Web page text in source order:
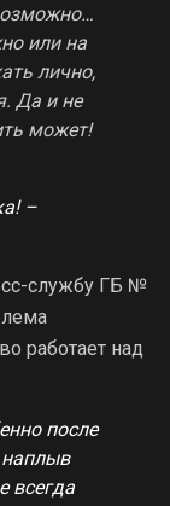
или на
лично,
Да и не
может!
–
службу ГБ №
работает над
после
всегда